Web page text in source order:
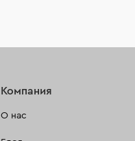
Компания
О нас